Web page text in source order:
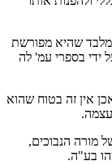
מלבד שהיא מפורשת
ידי בספרי עמ' לה
אין זה בטוח שהוא
מורה הנבוכים,
בע"ה.